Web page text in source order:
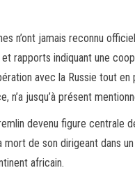
n’ont jamais reconnu
rapports indiquant une
avec la Russie tout
n’a jusqu’à présent
devenu figure centrale
de son dirigeant dans
africain.